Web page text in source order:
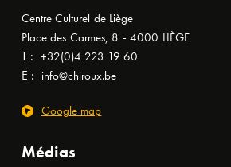
Centre Culturel de Liège
Place des Carmes, 8 - 4000 LIÈGE
T : +32(0)4 223 19 60
E : info@chiroux.be
Google map
Médias